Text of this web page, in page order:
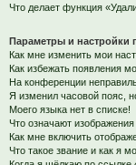
Что делает функция
Параметры и настройки
Как мне изменить мои
Как избежать появления
На конференции
Я изменил часовой пояс,
Моего языка нет в списке!
Что означают
Как мне включить
Что такое звание и как я